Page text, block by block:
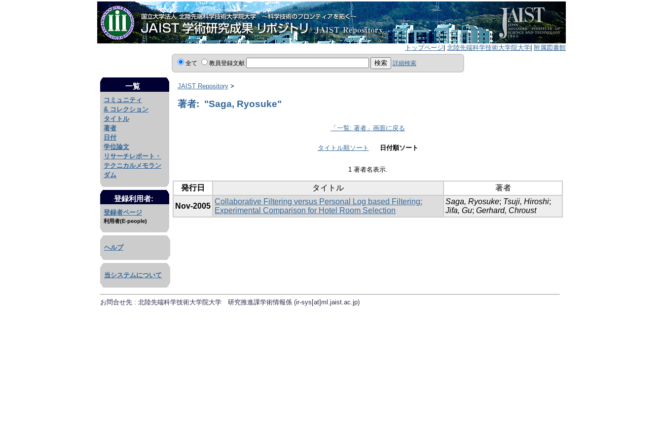
トップページ 北陸先端科学技術大学院大学 附属図書館
全て 教員登録文献 詳細検索
一覧
コミュニティ
& コレクション
タイトル
著者
日付
学位論文
リサーチレポート・
テクニカルメモラン
ダム
登録利用者:
登録者ページ
利用者(E-people)
ヘルプ
当システムについて
JAIST Repository >
著者: "Saga, Ryosuke"
「一覧: 著者」画面に戻る
タイトル順ソート 日付順ソート
1 著者名表示.
発行日 タイトル 著者
Nov-2005
Collaborative Filtering versus Personal Log based Filtering:
Experimental Comparison for Hotel Room Selection
Saga, Ryosuke; Tsuji, Hiroshi;
Jifa, Gu; Gerhard, Chroust
お問合せ先 : 北陸先端科学技術大学院大学 研究推進課学術情報係 (ir-sys[at]ml.jaist.ac.jp)